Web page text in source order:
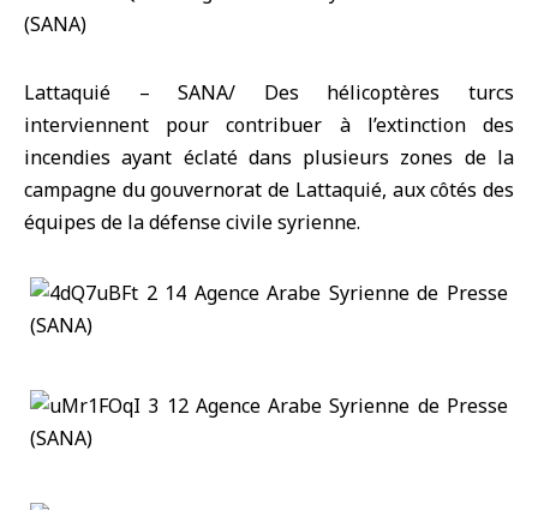
Lattaquié – SANA/ Des hélicoptères turcs
interviennent pour contribuer à l’extinction des
incendies ayant éclaté dans plusieurs zones de la
campagne du gouvernorat de Lattaquié, aux côtés des
équipes de la défense civile syrienne.